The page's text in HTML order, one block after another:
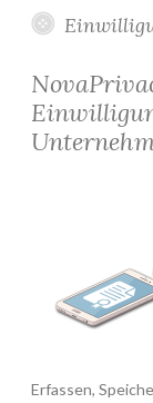
Erfassen,